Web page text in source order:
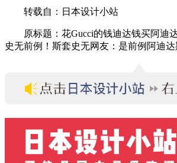
转载自：日本设计小站
原标题：花Gucci的钱迪达钱买阿迪达
史无前例！斯套史无网友：是前例阿迪达